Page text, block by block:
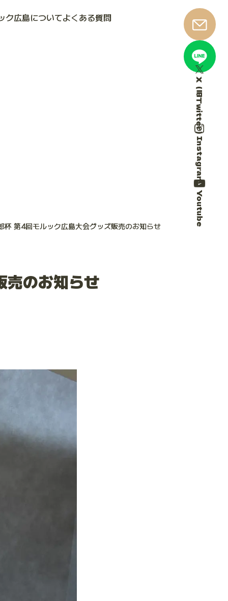
ク広島についてよくある質問
X（旧Twitter）
Instagram
Youtube
杯 第4回モルック広島大会グッズ販売のお知らせ
売のお知らせ